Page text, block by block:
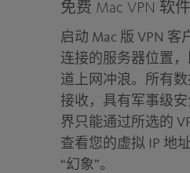
免费 Mac VPN 软
启动 Mac 版 VPN 客
连接的服务器位置
道上网冲浪。所有
接收，具有军事级
界只能通过所选的
查看您的虚拟 IP 地
“幻象”。